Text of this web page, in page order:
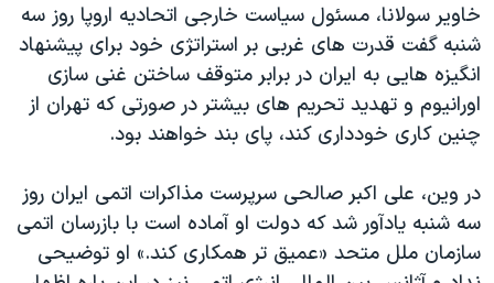
خاویر سولانا، مسئول سیاست خارجی اتحادیه اروپا روز سه
شنبه گفت قدرت های غربی بر استراتژی خود برای پیشنهاد
انگیزه هایی به ایران در برابر متوقف ساختن غنی سازی
اورانیوم و تهدید تحریم های بیشتر در صورتی که تهران از
چنین کاری خودداری کند، پای بند خواهند بود.
در وین، علی اکبر صالحی سرپرست مذاکرات اتمی ایران روز
سه شنبه یادآور شد که دولت او آماده است با بازرسان اتمی
سازمان ملل متحد «عمیق تر همکاری کند.» او توضیحی